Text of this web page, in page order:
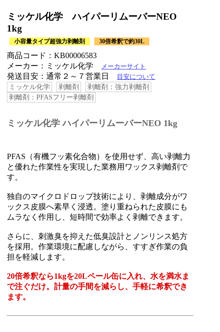
ミッケル化学 ハイパーリムーバーNEO
1kg
小容量タイプ超強力剥離剤 30倍希釈で約30L
商品コード：KB00006583
メーカー：ミッケル化学
メーカーサイト
発送目安：通常２～７営業日 目安について
ミッケル化学 剥離剤
剥離剤：強力剥離剤
剥離剤：PFASフリー剥離剤
ミッケル化学 ハイパーリムーバーNEO 1kg
PFAS（有機フッ素化合物）を使用せず、高い剥離力
と優れた作業性を実現した業務用ワックス剥離剤で
す。
独自のマイクロドロップ技術により、剥離成分がワ
ックス皮膜へ素早く浸透。塗り重ねられた皮膜にも
ムラなく作用し、短時間で効率よく剥離できます。
さらに、刺激臭を抑えた低臭設計とノンリンス処方
を採用。作業環境に配慮しながら、すすぎ作業の負
担を軽減します。
20倍希釈なら1kgを20Lペール缶に入れ、水を満水ま
で注ぐだけ。計量の手間を減らし、手軽に希釈でき
ます。